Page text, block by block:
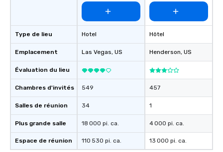
Type de lieu
Emplacement
Évaluation du lieu
Chambres d'invités
Salles de réunion
Plus grande salle
Espace de réunion
Hotel
Las Vegas, US
549
34
18 000 pi. ca.
110 530 pi. ca.
Hôtel
Henderson, US
457
1
4 000 pi. ca.
13 000 pi. ca.